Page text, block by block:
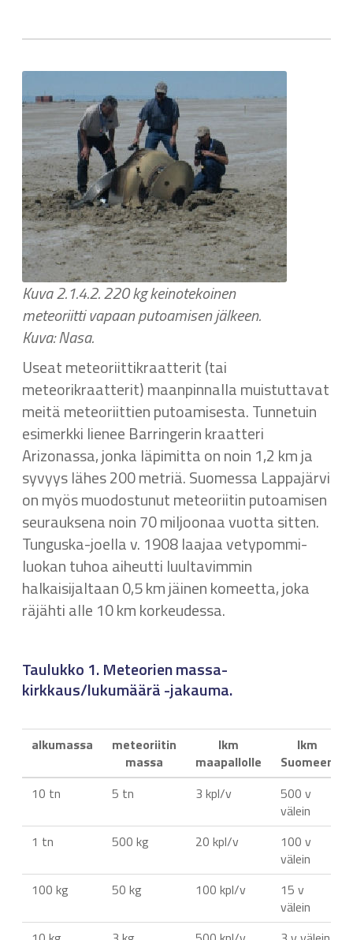
Kuva 2.1.4.2. 220 kg keinotekoinen
meteoriitti vapaan putoamisen jälkeen.
Kuva: Nasa.
Useat meteoriittikraatterit (tai
meteorikraatterit) maanpinnalla muistuttavat
meitä meteoriittien putoamisesta. Tunnetuin
esimerkki lienee Barringerin kraatteri
Arizonassa, jonka läpimitta on noin 1,2 km ja
syvyys lähes 200 metriä. Suomessa Lappajärvi
on myös muodostunut meteoriitin putoamisen
seurauksena noin 70 miljoonaa vuotta sitten.
Tunguska-joella v. 1908 laajaa vetypommi-
luokan tuhoa aiheutti luultavimmin
halkaisijaltaan 0,5 km jäinen komeetta, joka
räjähti alle 10 km korkeudessa.
Taulukko 1. Meteorien massa-
kirkkaus/lukumäärä -jakauma.
alkumassa
meteoriitin
massa
lkm
maapallolle
lkm
Suomeen
10 tn
5 tn 3 kpl/v
500 v
välein
1 tn
500 kg 20 kpl/v
100 v
välein
100 kg
50 kg 100 kpl/v
15 v
välein